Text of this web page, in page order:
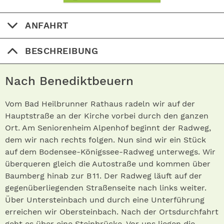
ANFAHRT
BESCHREIBUNG
Nach Benediktbeuern
Vom Bad Heilbrunner Rathaus radeln wir auf der
Hauptstraße an der Kirche vorbei durch den ganzen
Ort. Am Seniorenheim Alpenhof beginnt der Radweg,
dem wir nach rechts folgen. Nun sind wir ein Stück
auf dem Bodensee-Königssee-Radweg unterwegs. Wir
überqueren gleich die Autostraße und kommen über
Baumberg hinab zur B 11. Der Radweg läuft auf der
gegenüberliegenden Straßenseite nach links weiter.
Über Untersteinbach und durch eine Unterführung
erreichen wir Obersteinbach. Nach der Ortsdurchfahrt